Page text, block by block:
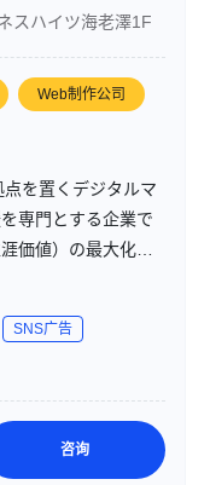
スハイツ海老澤1F
Web制作公司
を置くデジタルマ
専門とする企業で
価値）の最大化を
提供しています。
しています。
SNS广告
咨询